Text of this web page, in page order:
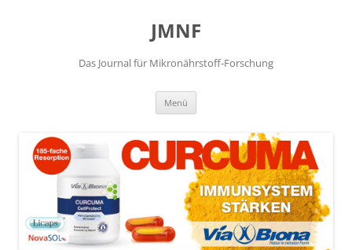
JMNF
Das Journal für Mikronährstoff-Forschung
Menü